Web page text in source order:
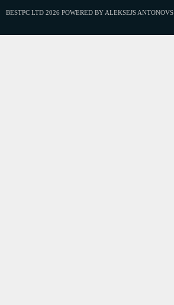
BESTPC LTD 2026 POWERED BY ALEKSEJS ANTONOVS